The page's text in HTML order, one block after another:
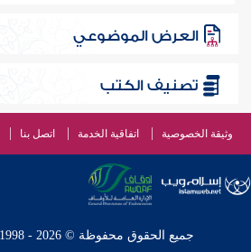
العرض الموضوعي
تصنيف الكتب
وثيقة الخصوصية اتفاقية الخدمة اتصل بنا
جميع الحقوق محفوظة © 2026 - 1998 لشبكة إسلام ويب